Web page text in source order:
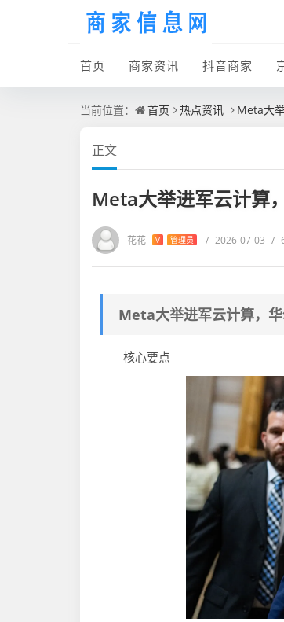
首页 商家资讯 抖音商家
当前位置： 首页 热点资讯 Meta大
正文
Meta大举进军云计算
花花 V 管理员 / 2026-07-03 /
Meta大举进军云计算，
核心要点